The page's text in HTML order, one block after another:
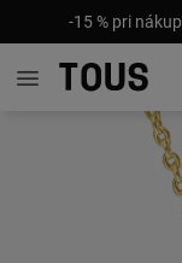
-15 % pri